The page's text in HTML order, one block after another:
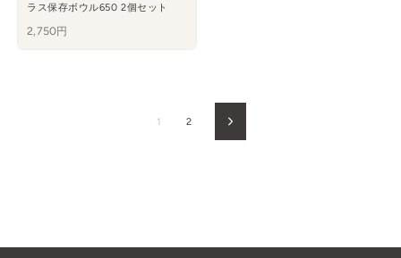
ラス保存ボウル650 2個セット
2,750円
1 2 Next